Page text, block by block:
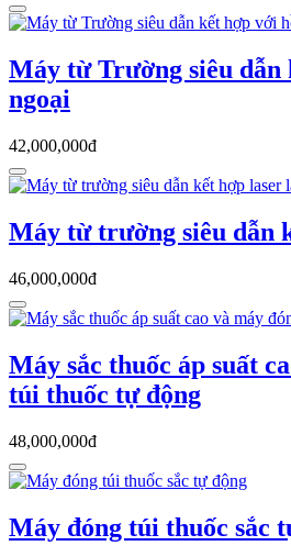
Máy từ Trường siêu dẫn
ngoại
42,000,000đ
Máy từ trường siêu dẫn
46,000,000đ
Máy sắc thuốc áp suất
túi thuốc tự động
48,000,000đ
Máy đóng túi thuốc sắc